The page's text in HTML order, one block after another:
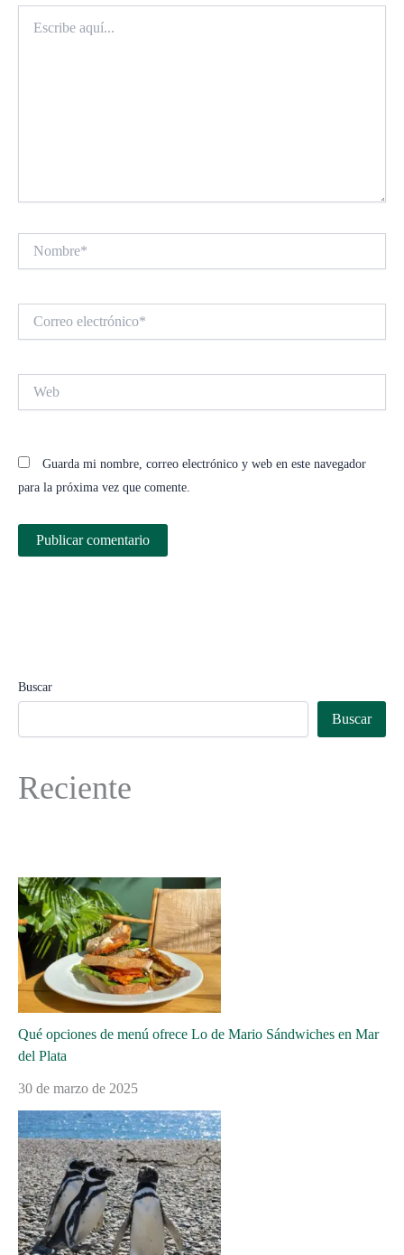
aquí...
electrónico*
Guarda mi nombre, correo electrónico y web en este navegador
para la próxima vez que comente.
Buscar
Buscar
Reciente
Qué opciones de menú ofrece Lo de Mario Sándwiches en Mar
del Plata
30 de marzo de 2025